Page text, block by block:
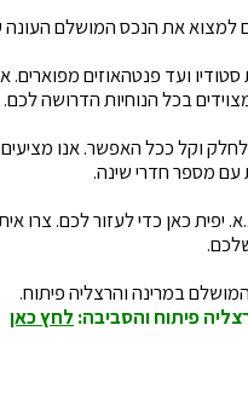
למצוא את הנכס המושלם
ועד פנטהאוזים
בכל הנוחיות הדרושה לכם.
וקל ככל האפשר. אנו
עם מספר חדרי שינה.
כאן כדי לעזור לכם. צרו
במרינה והרצליה פיתוח.
פיתוח והסביבה: לחץ כאן